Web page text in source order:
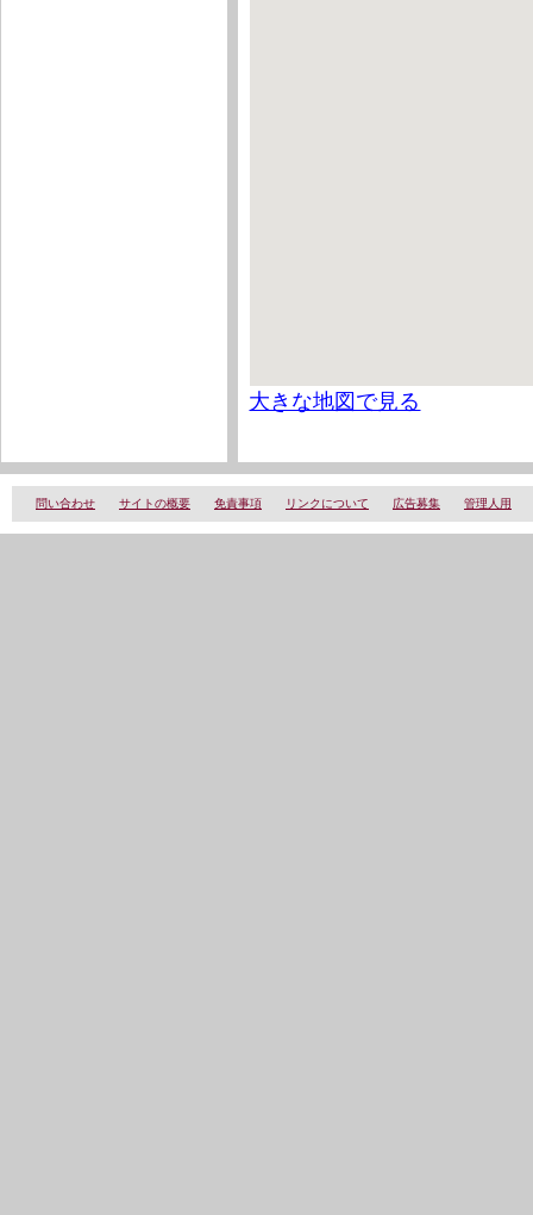
大きな地図で見る
問い合わせ サイトの概要 免責事項 リンクについて 広告募集 管理人用